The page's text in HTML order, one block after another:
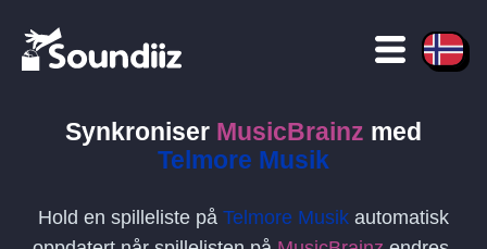
Synkroniser MusicBrainz med
Telmore Musik
Hold en spilleliste på Telmore Musik automatisk